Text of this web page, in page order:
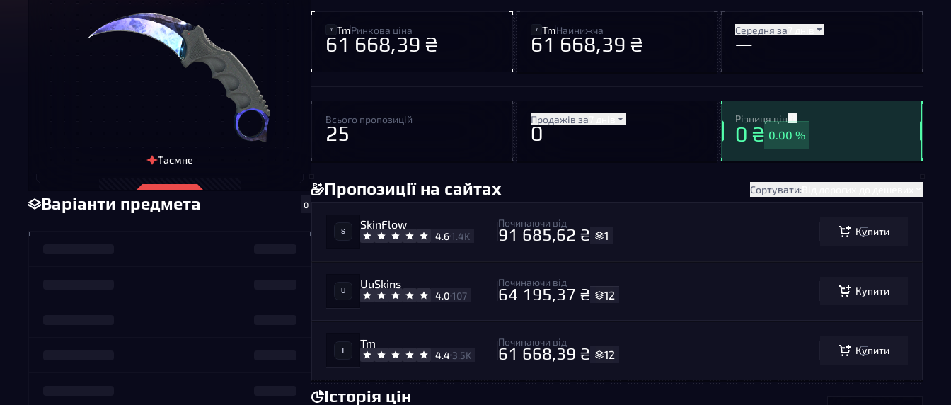
Таємне
Варіанти предмета 0
TmРинкова ціна
61 668,39 ₴
TmНайнижча
61 668,39 ₴
Середня за
—
Всього пропозицій
25
Продажів за
0
Різниця цін
0 ₴ 0.00 %
Пропозиції на сайтах Сортувати:
SkinFlow
4.61.4K
Починаючи від
91 685,62 ₴ 1 Купити
UuSkins
4.0 107
Починаючи від
64 195,37 ₴ 12 Купити
Tm
4.4 3.5K
Починаючи від
61 668,39 ₴ 12 Купити
Історія цін